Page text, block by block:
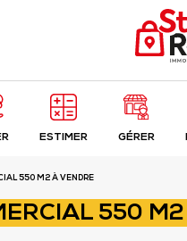
ESTIMER GÉRER
550 M2 À VENDRE
550
Cette
550 M2